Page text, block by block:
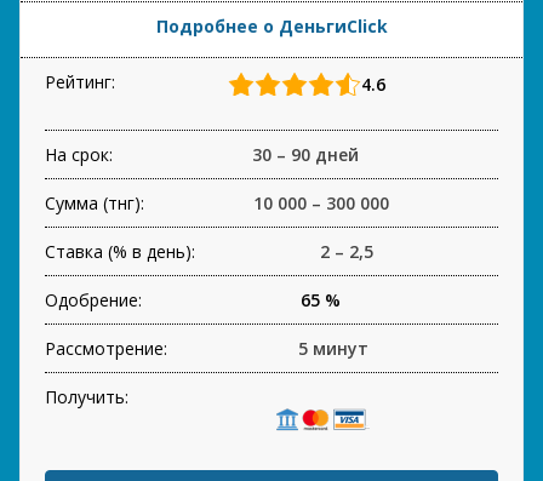
Подробнее о ДеньгиClick
Рейтинг: 4.6
На срок: 30 – 90 дней
Сумма (тнг): 10 000 – 300 000
Ставка (% в день): 2 – 2,5
Одобрение: 65 %
Рассмотрение: 5 минут
Получить: